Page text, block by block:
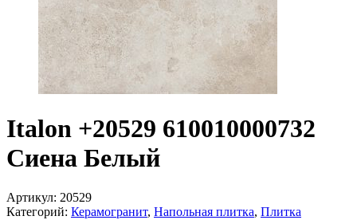
Italon +20529 610010000732
Сиена Белый
Артикул: 20529
Категорий: Керамогранит, Напольная плитка, Плитка